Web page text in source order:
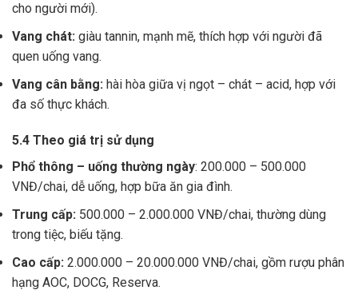
cho người mới).
Vang chát: giàu tannin, mạnh mẽ, thích hợp với người đã
quen uống vang.
Vang cân bằng: hài hòa giữa vị ngọt – chát – acid, hợp với
đa số thực khách.
5.4 Theo giá trị sử dụng
Phổ thông – uống thường ngày: 200.000 – 500.000
VNĐ/chai, dễ uống, hợp bữa ăn gia đình.
Trung cấp: 500.000 – 2.000.000 VNĐ/chai, thường dùng
trong tiệc, biếu tặng.
Cao cấp: 2.000.000 – 20.000.000 VNĐ/chai, gồm rượu phân
hạng AOC, DOCG, Reserva.